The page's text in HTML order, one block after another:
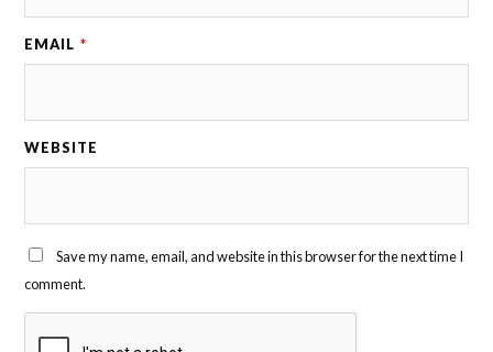
EMAIL *
WEBSITE
Save my name, email, and website in this browser for the next time I
comment.